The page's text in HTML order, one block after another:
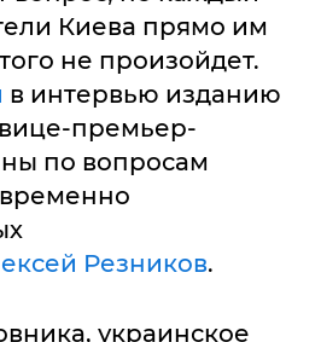
Киева прямо им
не произойдет.
в интервью изданию
премьер-
по вопросам
Резников.
украинское